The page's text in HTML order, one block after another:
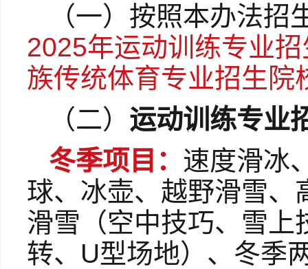
（一）按照本办法
2025年运动训练专业
族传统体育专业招生院
（二） 运动训练专业
冬季项目： 速度滑冰
球、冰壶、越野滑雪、
滑雪（空中技巧、雪上
转、U型场地）、冬季